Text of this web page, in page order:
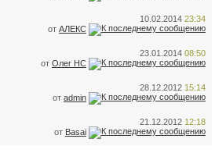
10.02.2014 23:34
от АЛЕКС
23.01.2014 08:50
от Олег НС
28.12.2012 15:14
от admin
21.12.2012 12:18
от Basai